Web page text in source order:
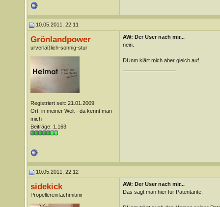
10.05.2011, 22:11
Grönlandpower
urverläßlich-sonnig-stur
Registriert seit: 21.01.2009
Ort: in meiner Welt - da kennt man
mich
Beiträge: 1.163
AW: Der User nach mir...
nein.
DUnm klärt mich aber gleich auf.
10.05.2011, 22:12
sidekick
Propellereinfachmitmir
AW: Der User nach mir...
Das sagt man hier für Patentante.